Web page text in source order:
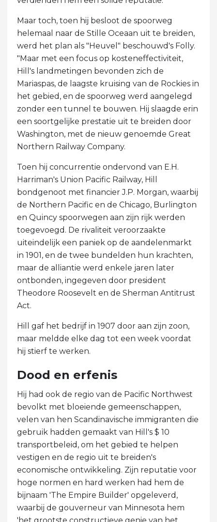
Maar toch, toen hij besloot de spoorweg
helemaal naar de Stille Oceaan uit te breiden,
werd het plan als "Heuvel" beschouwd's Folly.
"Maar met een focus op kosteneffectiviteit,
Hill's landmetingen bevonden zich de
Mariaspas, de laagste kruising van de Rockies in
het gebied, en de spoorweg werd aangelegd
zonder een tunnel te bouwen. Hij slaagde erin
een soortgelijke prestatie uit te breiden door
Washington, met de nieuw genoemde Great
Northern Railway Company.
Toen hij concurrentie ondervond van E.H.
Harriman's Union Pacific Railway, Hill
bondgenoot met financier J.P. Morgan, waarbij
de Northern Pacific en de Chicago, Burlington
en Quincy spoorwegen aan zijn rijk werden
toegevoegd. De rivaliteit veroorzaakte
uiteindelijk een paniek op de aandelenmarkt
in 1901, en de twee bundelden hun krachten,
maar de alliantie werd enkele jaren later
ontbonden, ingegeven door president
Theodore Roosevelt en de Sherman Antitrust
Act.
Hill gaf het bedrijf in 1907 door aan zijn zoon,
maar meldde elke dag tot een week voordat
hij stierf te werken.
Dood en erfenis
Hij had ook de regio van de Pacific Northwest
bevolkt met bloeiende gemeenschappen,
velen van hen Scandinavische immigranten die
gebruik hadden gemaakt van Hill's $ 10
transportbeleid, om het gebied te helpen
vestigen en de regio uit te breiden's
economische ontwikkeling. Zijn reputatie voor
hoge normen en hard werken had hem de
bijnaam 'The Empire Builder' opgeleverd,
waarbij de gouverneur van Minnesota hem